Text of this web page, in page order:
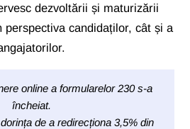
dezvoltării și maturizării
perspectiva candidaților, cât și a
online a formularelor 230 s-a
încheiat.
de a redirecționa 3,5% din